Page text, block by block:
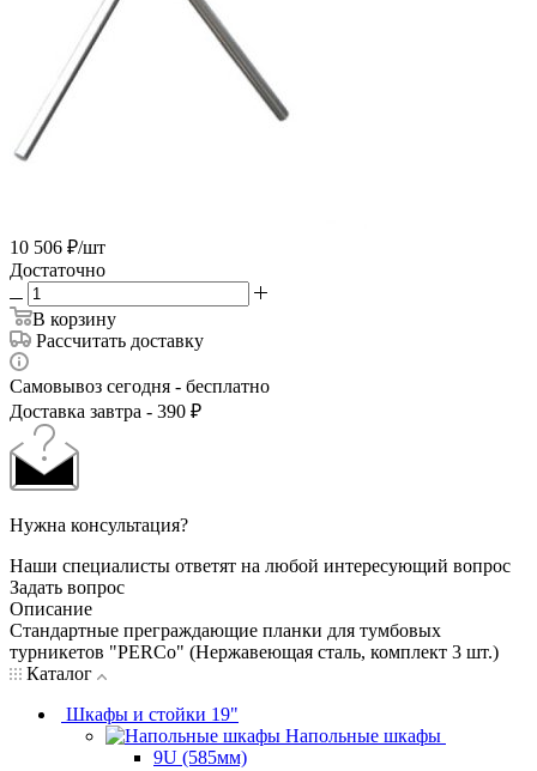
10 506 ₽/шт
Достаточно
В корзину
Рассчитать доставку
Самовывоз сегодня - бесплатно
Доставка завтра - 390 ₽
Нужна консультация?
Наши специалисты ответят на любой интересующий вопрос
Задать вопрос
Описание
Стандартные преграждающие планки для тумбовых
турникетов "PERCo" (Нержавеющая сталь, комплект 3 шт.)
Каталог
Шкафы и стойки 19"
Напольные шкафы
9U (585мм)